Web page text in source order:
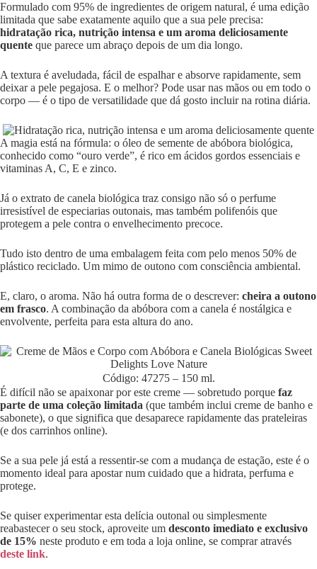
Formulado com 95% de ingredientes de origem natural, é uma edição
limitada que sabe exatamente aquilo que a sua pele precisa:
hidratação rica, nutrição intensa e um aroma deliciosamente
quente que parece um abraço depois de um dia longo.
A textura é aveludada, fácil de espalhar e absorve rapidamente, sem
deixar a pele pegajosa. E o melhor? Pode usar nas mãos ou em todo o
corpo — é o tipo de versatilidade que dá gosto incluir na rotina diária.
A magia está na fórmula: o óleo de semente de abóbora biológica,
conhecido como “ouro verde”, é rico em ácidos gordos essenciais e
vitaminas A, C, E e zinco.
Já o extrato de canela biológica traz consigo não só o perfume
irresistível de especiarias outonais, mas também polifenóis que
protegem a pele contra o envelhecimento precoce.
Tudo isto dentro de uma embalagem feita com pelo menos 50% de
plástico reciclado. Um mimo de outono com consciência ambiental.
E, claro, o aroma. Não há outra forma de o descrever: cheira a outono
em frasco. A combinação da abóbora com a canela é nostálgica e
envolvente, perfeita para esta altura do ano.
Código: 47275 – 150 ml.
É difícil não se apaixonar por este creme — sobretudo porque faz
parte de uma coleção limitada (que também inclui creme de banho e
sabonete), o que significa que desaparece rapidamente das prateleiras
(e dos carrinhos online).
Se a sua pele já está a ressentir-se com a mudança de estação, este é o
momento ideal para apostar num cuidado que a hidrata, perfuma e
protege.
Se quiser experimentar esta delícia outonal ou simplesmente
reabastecer o seu stock, aproveite um desconto imediato e exclusivo
de 15% neste produto e em toda a loja online, se comprar através
deste link.